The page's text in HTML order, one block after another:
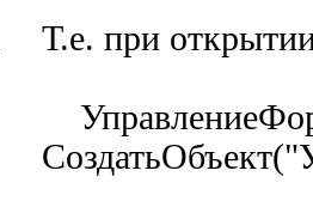
Т.е. при